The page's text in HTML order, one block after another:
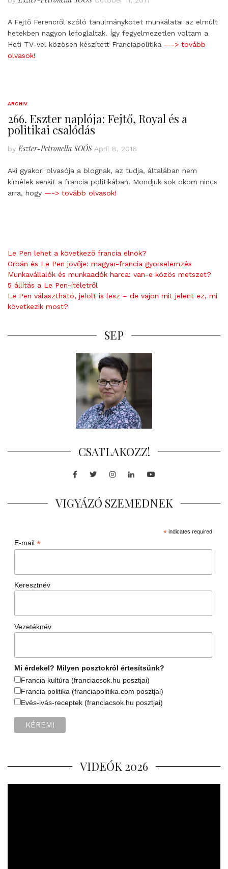
A Fejtő Ferencről szóló tanulmánykötet munkálatai az elmúlt
hetekben nagyon lefoglaltak. Így fegyelmezetlen voltam a
Heti TV-vel közösen készített Franciapolitika —-> tovább
olvasok!
ARCHIV
266. Eszter naplója: Fejtő, Royal és a
politikai csalódás
byEszter-Petronella SOÓS April 8, 2016
Aki gyakori olvasója a blognak, az tudja, általában nem
kímélek senkit a francia politikában. Mondjuk sok okom nincs
arra, hogy —-> tovább olvasok!
Le Pen lehet a következő francia elnök?
Orbán és Le Pen jövője: magyar-francia gyorselemzés
Munkavállalók és munkaadók harca: van-e közös metszet?
5 állítás a Le Pen-ítéletről
Le Pen választható, jelölt is lesz – de vajon mit jelent ez, mi
következik most?
SEP
CSATLAKOZZ!
Facebook
TwitterInstagram
LinkedInYoutube
VIGYÁZÓ SZEMEDNEK
*indicates required
E-mail *
Keresztnév
Vezetéknév
Mi érdekel? Milyen posztokról értesítsünk?
Francia kultúra (franciacsok.hu posztjai)
Francia politika (franciapolitika.com posztjai)
Evés-ivás-receptek (franciacsok.hu posztjai)
VIDEÓK 2026